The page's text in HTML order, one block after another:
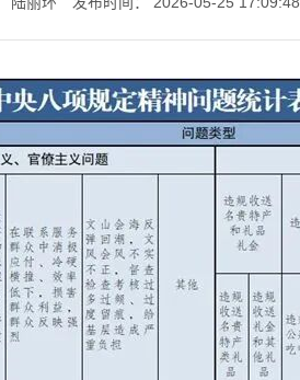
七一书院